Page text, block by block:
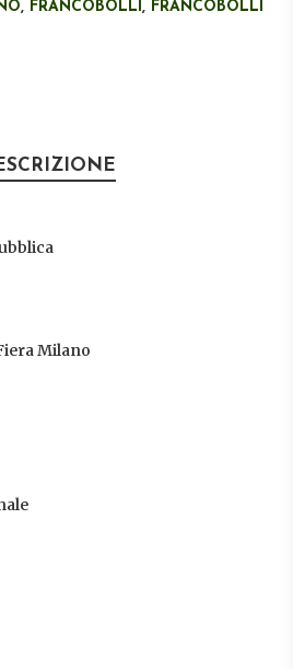
, FRANCOBOLLI, FRANCOBOLLI
Milano